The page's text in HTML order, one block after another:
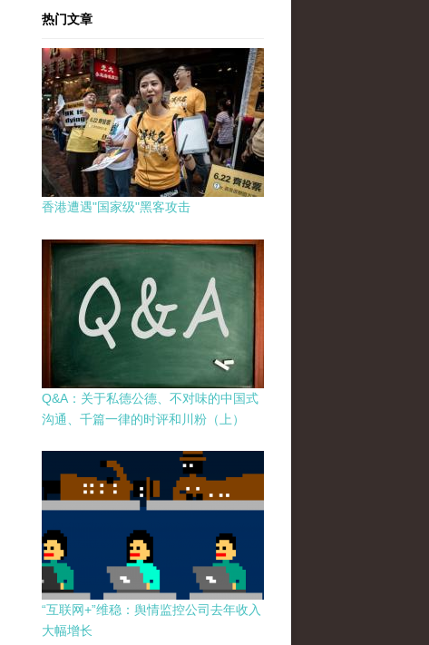
热门文章
香港遭遇"国家级"黑客攻击
Q&A：关于私德公德、不对味的中国式
沟通、千篇一律的时评和川粉（上）
“互联网+”维稳：舆情监控公司去年收入
大幅增长